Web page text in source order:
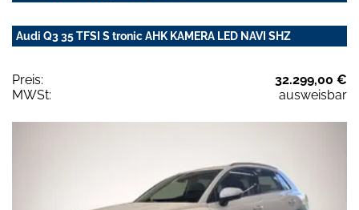
Audi Q3 35 TFSI S tronic AHK KAMERA LED NAVI SHZ
Preis:
32.299,00 €
MWSt:
ausweisbar